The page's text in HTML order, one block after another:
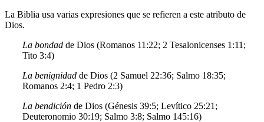
La Biblia usa varias expresiones que se refieren a este atributo de
Dios.
La bondad de Dios (Romanos 11:22; 2 Tesalonicenses 1:11;
Tito 3:4)
La benignidad de Dios (2 Samuel 22:36; Salmo 18:35;
Romanos 2:4; 1 Pedro 2:3)
La bendición de Dios (Génesis 39:5; Levítico 25:21;
Deuteronomio 30:19; Salmo 3:8; Salmo 145:16)